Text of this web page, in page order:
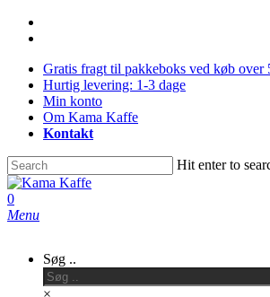
Skip
contentGratis fragt til pakkeboks ved køb over
Hurtig levering: 1-3 dage
Min konto
Om Kama Kaffe
Kontakt
Hit enter to
Close
Search
0
Menu
Søg ..
×